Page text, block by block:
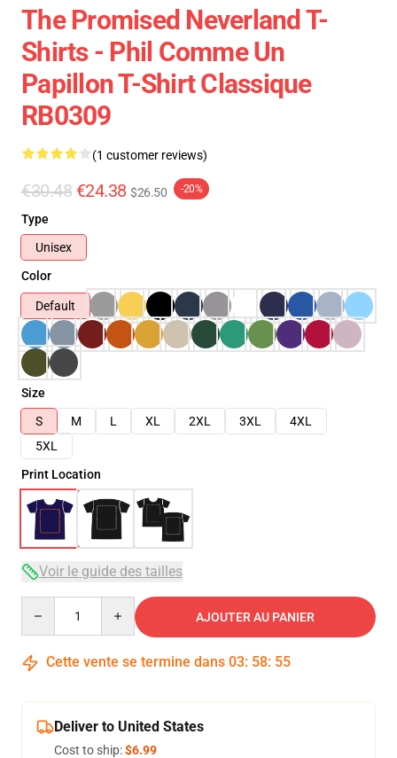
The Promised Neverland T-
Shirts - Phil Comme Un
Papillon T-Shirt Classique
RB0309
(1 customer reviews)
€30.48 €24.38 $26.50 -20%
Type
Unisex
Color
Default
Size
S
M L XL 2XL 3XL
4XL
5XL
Print Location
Voir le guide des tailles
AJOUTER AU PANIER
Cette vente se termine dans 03: 58: 54
Deliver to United States
Cost to ship:$6.99